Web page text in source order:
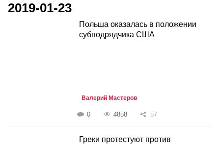
2019-01-23
Польша оказалась в положении
субподрядчика США
Валерий Мастеров
0 4858 57
Греки протестуют против